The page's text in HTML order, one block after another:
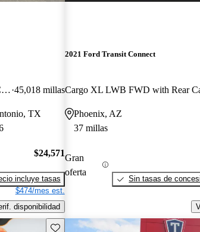
Cargo XLT LWB FWD with Rear Cargo Doors 45,018 millas
TX
$24,571
incluye tasas
$474/mes est.
disponibilidad
2021 Ford Transit Connect
Phoenix, AZ
37 millas
Gran
oferta
Sin tasas de
Guarda este Aviso